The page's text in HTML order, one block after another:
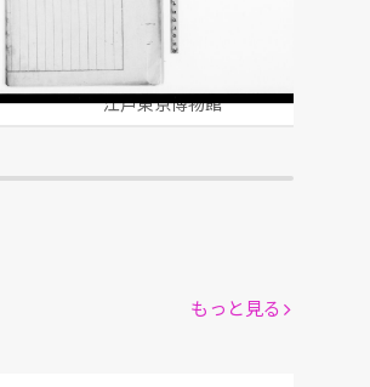
行政裁判法
司法省/著
江戸東京博物館
もっと見る